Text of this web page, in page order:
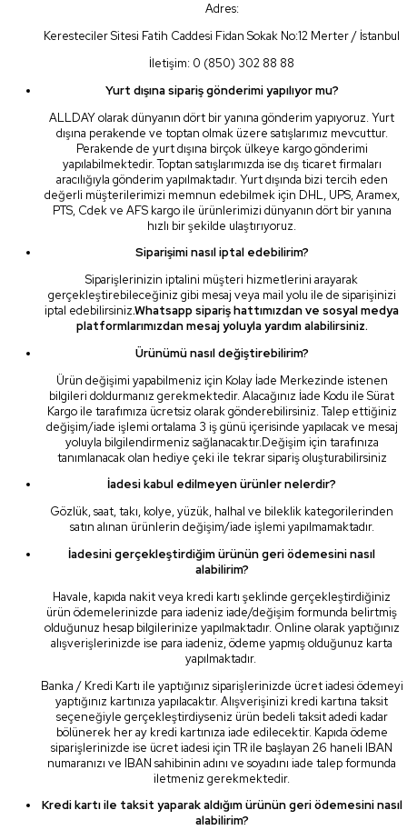
Adres:
Keresteciler Sitesi Fatih Caddesi Fidan Sokak No:12 Merter / İstanbul
İletişim: 0 (850) 302 88 88
Yurt dışına sipariş gönderimi yapılıyor mu?
ALLDAY olarak dünyanın dört bir yanına gönderim yapıyoruz. Yurt
dışına perakende ve toptan olmak üzere satışlarımız mevcuttur.
Perakende de yurt dışına birçok ülkeye kargo gönderimi
yapılabilmektedir. Toptan satışlarımızda ise dış ticaret firmaları
aracılığıyla gönderim yapılmaktadır. Yurt dışında bizi tercih eden
değerli müşterilerimizi memnun edebilmek için DHL, UPS, Aramex,
PTS, Cdek ve AFS kargo ile ürünlerimizi dünyanın dört bir yanına
hızlı bir şekilde ulaştırıyoruz.
Siparişimi nasıl iptal edebilirim?
Siparişlerinizin iptalini müşteri hizmetlerini arayarak
gerçekleştirebileceğiniz gibi mesaj veya mail yolu ile de siparişinizi
iptal edebilirsiniz.Whatsapp sipariş hattımızdan ve sosyal medya
platformlarımızdan mesaj yoluyla yardım alabilirsiniz.
Ürünümü nasıl değiştirebilirim?
Ürün değişimi yapabilmeniz için Kolay İade Merkezinde istenen
bilgileri doldurmanız gerekmektedir. Alacağınız İade Kodu ile Sürat
Kargo ile tarafımıza ücretsiz olarak gönderebilirsiniz. Talep ettiğiniz
değişim/iade işlemi ortalama 3 iş günü içerisinde yapılacak ve mesaj
yoluyla bilgilendirmeniz sağlanacaktır.Değişim için tarafınıza
tanımlanacak olan hediye çeki ile tekrar sipariş oluşturabilirsiniz
İadesi kabul edilmeyen ürünler nelerdir?
Gözlük, saat, takı, kolye, yüzük, halhal ve bileklik kategorilerinden
satın alınan ürünlerin değişim/iade işlemi yapılmamaktadır.
İadesini gerçekleştirdiğim ürünün geri ödemesini nasıl
alabilirim?
Havale, kapıda nakit veya kredi kartı şeklinde gerçekleştirdiğiniz
ürün ödemelerinizde para iadeniz iade/değişim formunda belirtmiş
olduğunuz hesap bilgilerinize yapılmaktadır. Online olarak yaptığınız
alışverişlerinizde ise para iadeniz, ödeme yapmış olduğunuz karta
yapılmaktadır.
Banka / Kredi Kartı ile yaptığınız siparişlerinizde ücret iadesi ödemeyi
yaptığınız kartınıza yapılacaktır. Alışverişinizi kredi kartına taksit
seçeneğiyle gerçekleştirdiyseniz ürün bedeli taksit adedi kadar
bölünerek her ay kredi kartınıza iade edilecektir. Kapıda ödeme
siparişlerinizde ise ücret iadesi için TR ile başlayan 26 haneli IBAN
numaranızı ve IBAN sahibinin adını ve soyadını iade talep formunda
iletmeniz gerekmektedir.
Kredi kartı ile taksit yaparak aldığım ürünün geri ödemesini nasıl
alabilirim?